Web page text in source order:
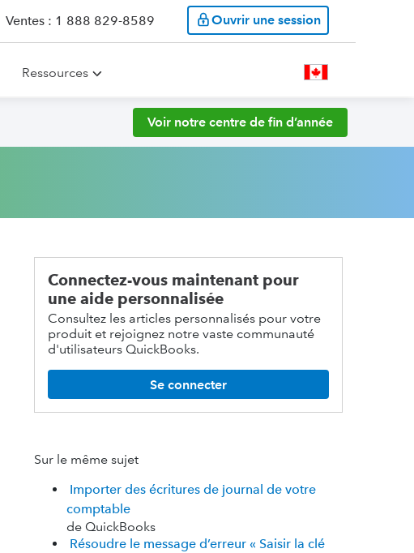
Ventes : 1 888 829-8589 Ouvrir une session
Ressources
Voir notre centre de fin d’année
Connectez-vous maintenant pour
une aide personnalisée
Consultez les articles personnalisés pour votre
produit et rejoignez notre vaste communauté
d'utilisateurs QuickBooks.
Se connecter
Sur le même sujet
Importer des écritures de journal de votre
comptable
de QuickBooks
Résoudre le message d’erreur « Saisir la clé